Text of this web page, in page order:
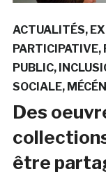
ACTUALITÉS
PARTICIPATIVE
PUBLIC
SOCIALE
Des
être